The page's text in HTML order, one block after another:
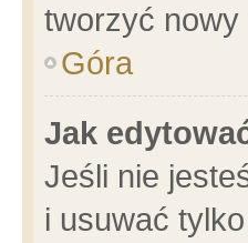
tworzyć nowy
Góra
Jak
Jeśli nie
i usuwać